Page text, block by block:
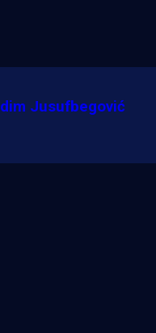
Evo
o transferu
Jusufbegović